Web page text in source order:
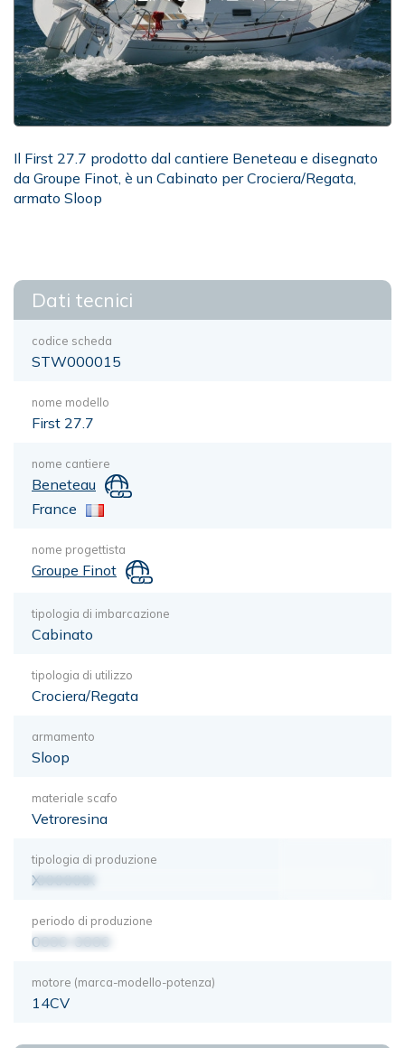
Il First 27.7 prodotto dal cantiere Beneteau e disegnato
da Groupe Finot, è un Cabinato per Crociera/Regata,
armato Sloop
Dati tecnici
codice scheda
STW000015
nome modello
First 27.7
nome cantiere
Beneteau
France
nome progettista
Groupe Finot
tipologia di imbarcazione
Cabinato
tipologia di utilizzo
Crociera/Regata
armamento
Sloop
materiale scafo
Vetroresina
tipologia di produzione
XXXXXXX
periodo di produzione
0000-0000
motore (marca-modello-potenza)
14CV